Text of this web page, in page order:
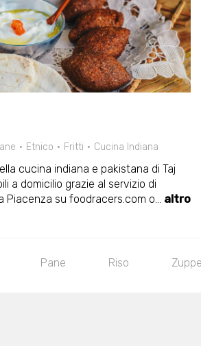
Etnico Fritti Cucina Indiana
cucina indiana e pakistana di Taj
a domicilio grazie al servizio di
Piacenza su foodracers.com o... altro
Pane Riso